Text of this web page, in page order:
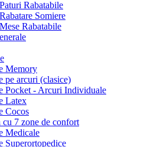
Rabatabile
Somiere
Rabatabile
Memory
pe arcuri (clasice)
Pocket - Arcuri Individuale
Latex
Cocos
cu 7 zone de confort
Medicale
Superortopedice